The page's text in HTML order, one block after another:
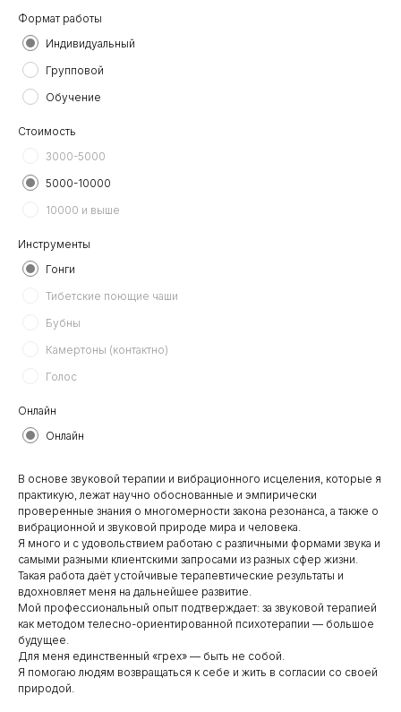
Формат работы
Индивидуальный
Групповой
Обучение
Стоимость
3000-5000
5000-10000
10000 и выше
Инструменты
Гонги
Тибетские поющие чаши
Бубны
Камертоны (контактно)
Голос
Онлайн
Онлайн
В основе звуковой терапии и вибрационного исцеления, которые я
практикую, лежат научно обоснованные и эмпирически
проверенные знания о многомерности закона резонанса, а также о
вибрационной и звуковой природе мира и человека.
Я много и с удовольствием работаю с различными формами звука и
самыми разными клиентскими запросами из разных сфер жизни.
Такая работа даёт устойчивые терапевтические результаты и
вдохновляет меня на дальнейшее развитие.
Мой профессиональный опыт подтверждает: за звуковой терапией
как методом телесно-ориентированной психотерапии — большое
будущее.
Для меня единственный «грех» — быть не собой.
Я помогаю людям возвращаться к себе и жить в согласии со своей
природой.